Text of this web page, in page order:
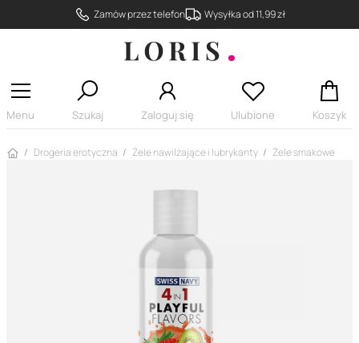
Zamów przez telefon Wysyłka od 11,99 zł
Menu Szukaj Zaloguj się Ulubione Koszyk
Strona główna
Drogeria erotyczna Żele nawilżające i lubrykanty Żele smakowe